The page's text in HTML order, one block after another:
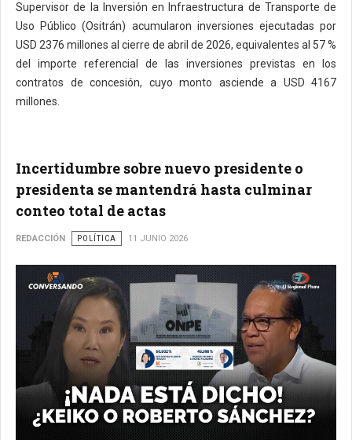
Supervisor de la Inversión en Infraestructura de Transporte de
Uso Público (Ositrán) acumularon inversiones ejecutadas por
USD 2376 millones al cierre de abril de 2026, equivalentes al 57 %
del importe referencial de las inversiones previstas en los
contratos de concesión, cuyo monto asciende a USD 4167
millones.
Incertidumbre sobre nuevo presidente o
presidenta se mantendrá hasta culminar
conteo total de actas
REDACCIÓN POLÍTICA 11 JUNIO 2026